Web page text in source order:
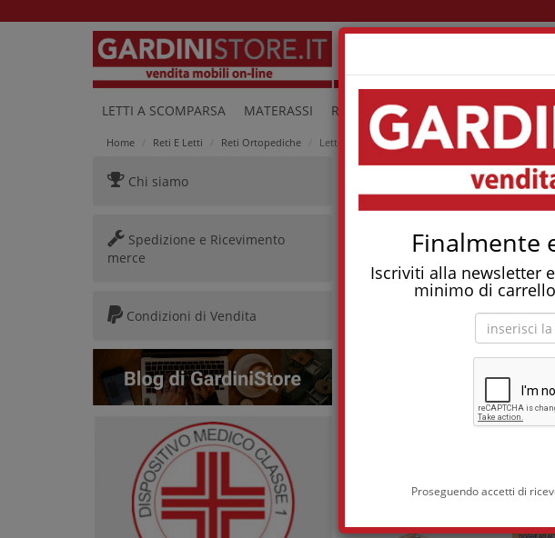
Finalmente
Iscriviti alla newsletter
minimo di
Proseguendo accetti di
LETTI A SCOMPARSA MATERASSI RETI E LETTI Area KIDS
Home Reti E Letti Reti Ortopediche Letto Medicale Plus Con Alzata Motorizzata
Tostapane,
Letto Medicale Plus
Chi siamo
Spedizione e Ricevimento
merce
Condizioni di Vendita